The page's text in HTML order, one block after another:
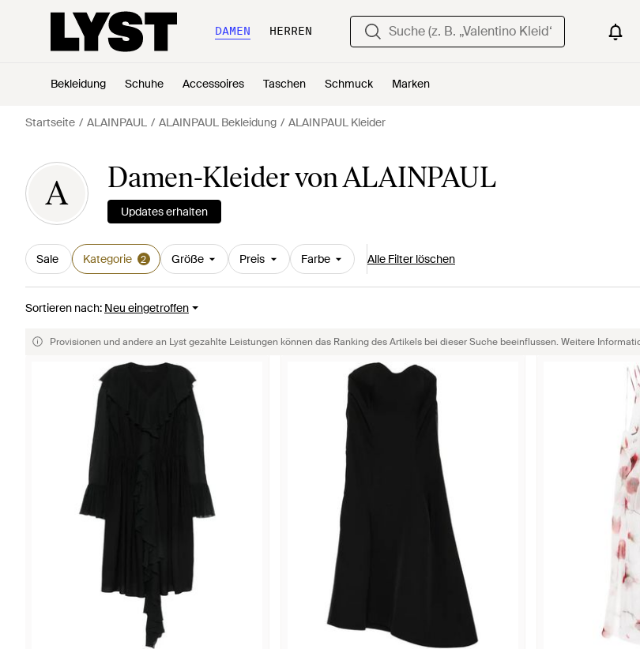
DAMEN HERREN
Bekleidung Schuhe Accessoires Taschen Schmuck Marken
Startseite ALAINPAUL ALAINPAUL Bekleidung ALAINPAUL Kleider
A Damen-Kleider von ALAINPAUL
Updates erhalten
Sale Kategorie 2 Größe Preis Farbe Alle Filter löschen
Sortieren nach: Neu eingetroffen
Provisionen und andere an Lyst gezahlte Leistungen können das Ranking des Artikels bei dieser Suche beeinflussen. Weitere